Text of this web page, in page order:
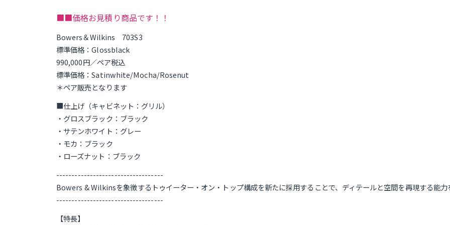
■■価格お見積り商品です！！
Bowers＆Wilkins 703S3
標準価格：Glossblack
990,000円／ペア税込
標準価格：Satinwhite/Mocha/Rosenut
＊ペア販売となります
■仕上げ（キャビネット：グリル）
・グロスブラック：ブラック
・サテンホワイト：グレー
・モカ：ブラック
・ローズナット：ブラック
-----------------------------------
Bowers & Wilkinsを象徴するトゥイーター・オン・トップ構成を新たに採用することで、ディテールと空間を再現する能力
-----------------------------------
【特長】